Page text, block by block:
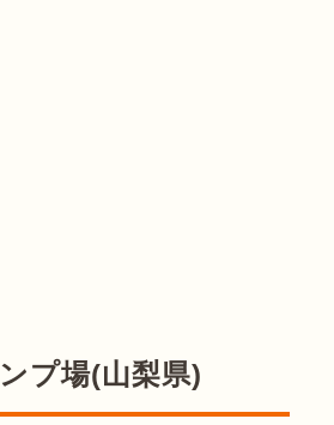
プ場(山梨県)